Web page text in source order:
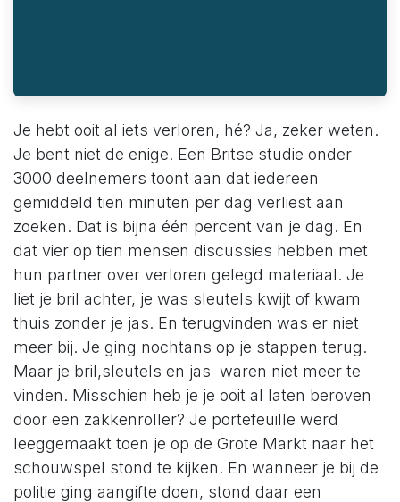
Je hebt ooit al iets verloren, hé? Ja, zeker weten.
Je bent niet de enige. Een Britse studie onder
3000 deelnemers toont aan dat iedereen
gemiddeld tien minuten per dag verliest aan
zoeken. Dat is bijna één percent van je dag. En
dat vier op tien mensen discussies hebben met
hun partner over verloren gelegd materiaal. Je
liet je bril achter, je was sleutels kwijt of kwam
thuis zonder je jas. En terugvinden was er niet
meer bij. Je ging nochtans op je stappen terug.
Maar je bril,sleutels en jas waren niet meer te
vinden. Misschien heb je je ooit al laten beroven
door een zakkenroller? Je portefeuille werd
leeggemaakt toen je op de Grote Markt naar het
schouwspel stond te kijken. En wanneer je bij de
politie ging aangifte doen, stond daar een